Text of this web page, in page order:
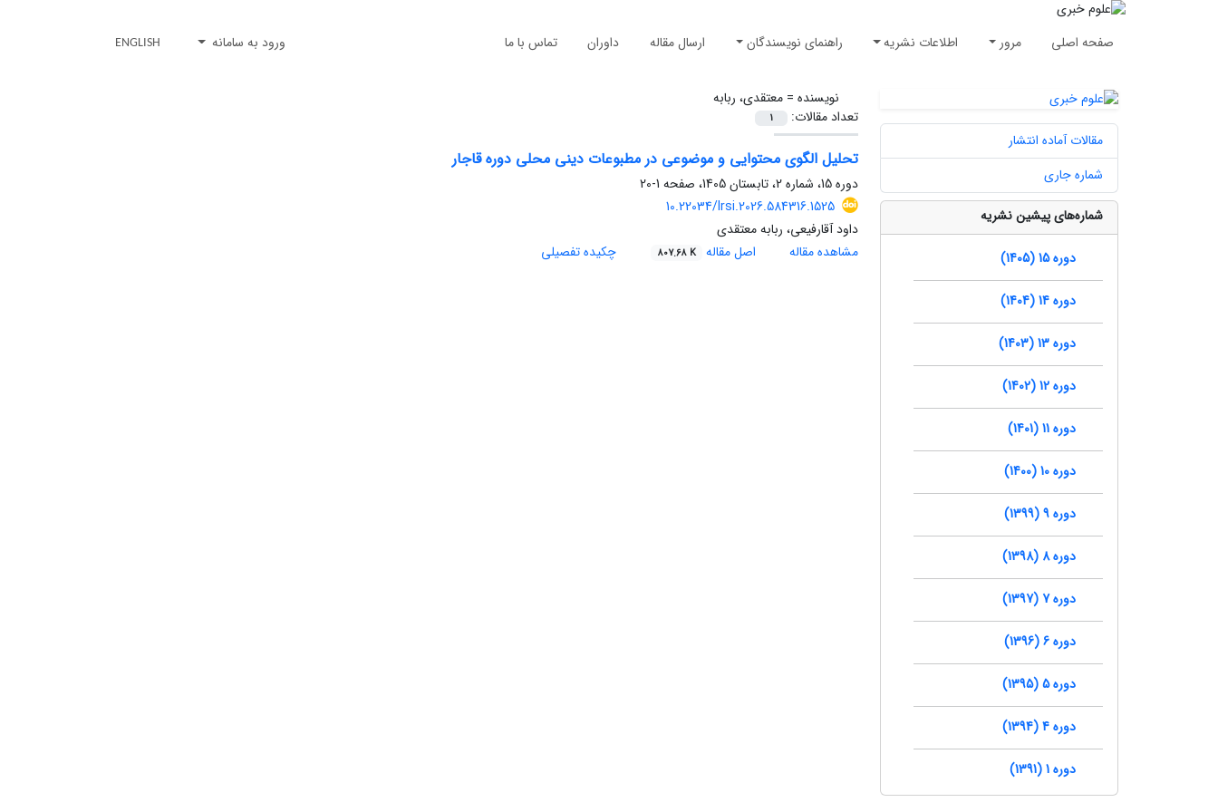
صفحه اصلی مرور اطلاعات نشریه راهنمای نویسندگان ارسال مقاله داوران تماس با ما ورود به سامانه ENGLISH
نویسنده =معتقدی، ربابه
تعداد مقالات:
1
تحلیل الگوی محتوایی و موضوعی در مطبوعات دینی محلی دوره قاجار
دوره 15، شماره 2، تابستان 1405، صفحه
1-20
10.22034/lrsi.2026.584316.1525
داود آقارفیعی، ربابه معتقدی
مشاهده مقاله
اصل مقاله 807.68 K چکیده تفصیلی
مقالات آماده انتشار
شماره جاری
شماره‌های پیشین نشریه
دوره 15 (1405)
دوره 14 (1404)
دوره 13 (1403)
دوره 12 (1402)
دوره 11 (1401)
دوره 10 (1400)
دوره 9 (1399)
دوره 8 (1398)
دوره 7 (1397)
دوره 6 (1396)
دوره 5 (1395)
دوره 4 (1394)
دوره 1 (1391)